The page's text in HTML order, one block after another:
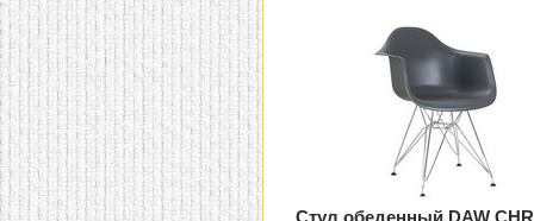
Стул обеденный DAW